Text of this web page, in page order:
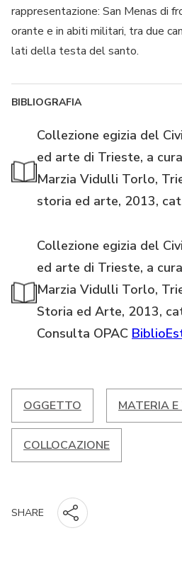
rappresentazione: San Menas di
orante e in abiti militari, tra due
lati della testa del santo.
BIBLIOGRAFIA
Collezione egizia del
ed arte di Trieste, a
Marzia Vidulli Torlo,
storia ed arte, 2013,
Collezione egizia del
ed arte di Trieste, a
Marzia Vidulli Torlo,
Storia ed Arte, 2013,
Consulta OPAC
OGGETTO MATERIA
COLLOCAZIONE
SHARE